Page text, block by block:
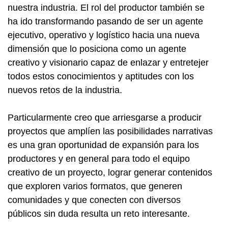
nuestra industria. El rol del productor también se
ha ido transformando pasando de ser un agente
ejecutivo, operativo y logístico hacia una nueva
dimensión que lo posiciona como un agente
creativo y visionario capaz de enlazar y entretejer
todos estos conocimientos y aptitudes con los
nuevos retos de la industria.
Particularmente creo que arriesgarse a producir
proyectos que amplíen las posibilidades narrativas
es una gran oportunidad de expansión para los
productores y en general para todo el equipo
creativo de un proyecto, lograr generar contenidos
que exploren varios formatos, que generen
comunidades y que conecten con diversos
públicos sin duda resulta un reto interesante.